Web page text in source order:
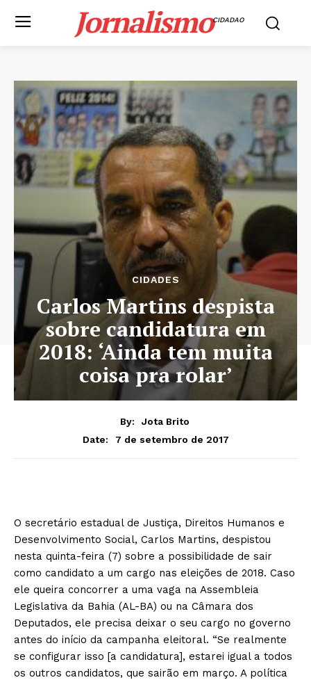
JornalismoCIDADAO
CIDADES
Carlos Martins despista
sobre candidatura em
2018: ‘Ainda tem muita
coisa pra rolar’
By:
Jota Brito
Date:
7 de setembro de 2017
O secretário estadual de Justiça, Direitos Humanos e
Desenvolvimento Social, Carlos Martins, despistou
nesta quinta-feira (7) sobre a possibilidade de sair
como candidato a um cargo nas eleições de 2018. Caso
ele queira concorrer a uma vaga na Assembleia
Legislativa da Bahia (AL-BA) ou na Câmara dos
Deputados, ele precisa deixar o seu cargo no governo
antes do início da campanha eleitoral. “Se realmente
se configurar isso [a candidatura], estarei igual a todos
os outros candidatos, que sairão em março. A política